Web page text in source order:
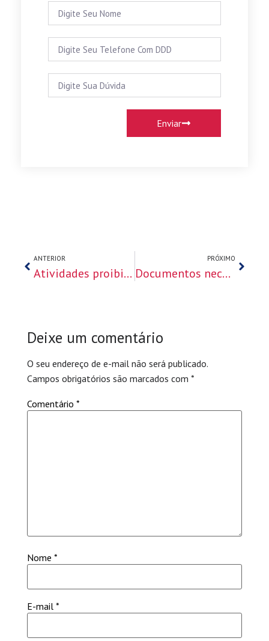
Enviar
ANTERIOR
Atividades proibidas com um visto americano de turista
PRÓXIMO
Documentos necessários para viagem com um visto americano de turista
Deixe um comentário
O seu endereço de e-mail não será publicado.
Campos obrigatórios são marcados com *
Comentário *
Nome *
E-mail *